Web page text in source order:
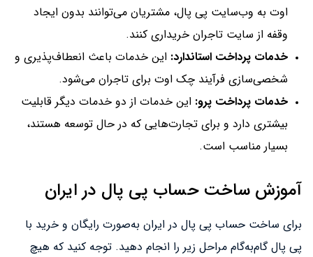
اوت به وب‌سایت پی پال، مشتریان می‌توانند بدون ایجاد
وقفه از سایت‌ تاجران خریداری کنند.
خدمات پرداخت استاندارد: این خدمات باعث انعطاف‌پذیری و
شخصی‌سازی فرآیند چک اوت برای تاجران می‌شود.
خدمات پرداخت پرو: این خدمات از دو خدمات دیگر قابلیت
بیشتری دارد و برای تجارت‌هایی که در حال توسعه هستند،
بسیار مناسب است.
آموزش ساخت حساب پی پال در ایران
برای ساخت حساب پی پال در ایران به‌صورت رایگان و خرید با
پی پال گام‌به‌گام مراحل زیر را انجام دهید. توجه کنید که هیچ